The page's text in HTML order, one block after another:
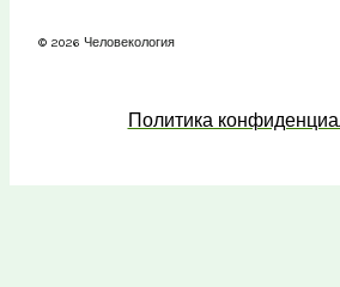
© 2026 Человекология
Политика